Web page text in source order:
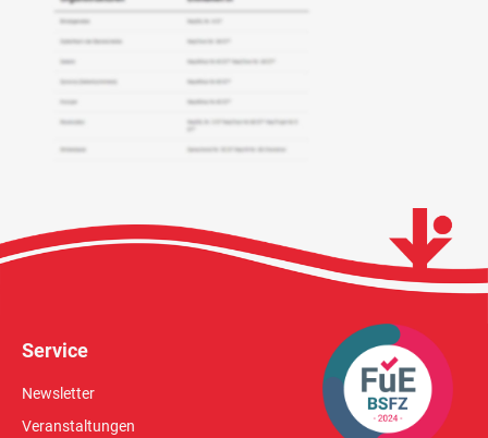
Service
Newsletter
Veranstaltungen